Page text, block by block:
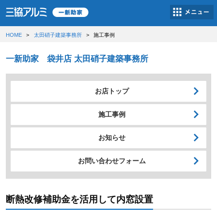
HOME 太田硝子建築事務所 施工事例
一新助家 袋井店 太田硝子建築事務所
お店トップ
施工事例
お知らせ
お問い合わせフォーム
断熱改修補助金を活用して内窓設置